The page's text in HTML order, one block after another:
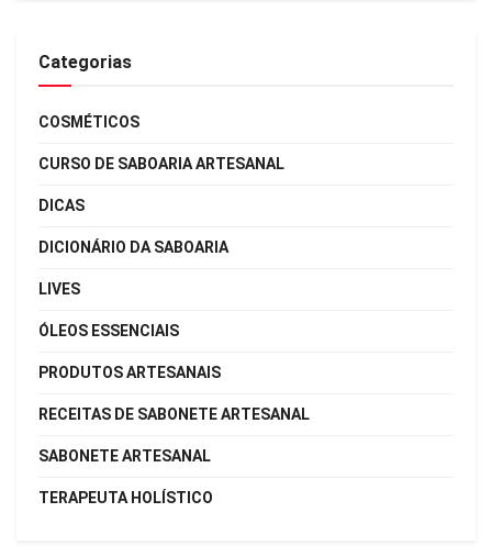
Categorias
COSMÉTICOS
CURSO DE SABOARIA ARTESANAL
DICAS
DICIONÁRIO DA SABOARIA
LIVES
ÓLEOS ESSENCIAIS
PRODUTOS ARTESANAIS
RECEITAS DE SABONETE ARTESANAL
SABONETE ARTESANAL
TERAPEUTA HOLÍSTICO